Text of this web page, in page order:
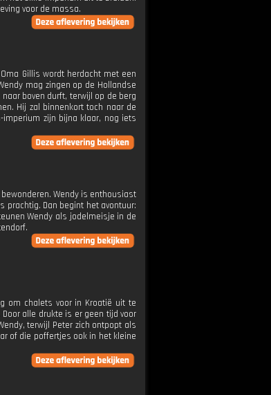
voor de massa.
Gillis wordt herdacht met een
mag zingen op de Hollandse
boven durft, terwijl op de berg
Hij zal binnenkort toch naar de
imperium zijn bijna klaar, nog iets
Wendy is enthousiast
prachtig. Dan begint het avontuur:
Wendy als jodelmeisje in de
om chalets voor in Kroatië uit te
alle drukte is er geen tijd voor
terwijl Peter zich ontpopt als
of die poffertjes ook in het kleine